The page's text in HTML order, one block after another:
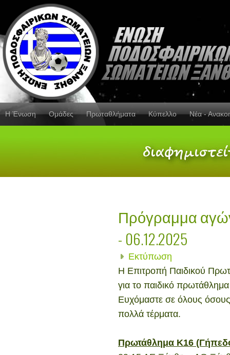
Η Ένωση Ομάδες Πρωταθλήματα Κύπελλο Νέα -
Πρόγραμμα
- 06.12.2025
Εκτύπωση
Η Επιτροπή Παιδικού
για το παιδικό
Ευχόμαστε σε όλους όσους
πολλά τέρματα.
Πρωτάθλημα Κ16